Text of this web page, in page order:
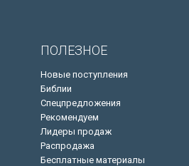
ПОЛЕЗНОЕ
Новые поступления
Библии
Спецпредложения
Рекомендуем
Лидеры продаж
Распродажа
Бесплатные материалы